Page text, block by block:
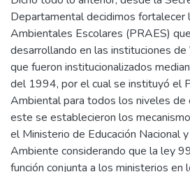
Departamental decidimos fortalecer
Ambientales Escolares (PRAES)
desarrollando en las instituciones
que fueron institucionalizados
del 1994, por el cual se instituyó el
Ambiental para todos los niveles de
este se establecieron los
el Ministerio de Educación Nacional
Ambiente considerando que la ley
función conjunta a los ministerios en